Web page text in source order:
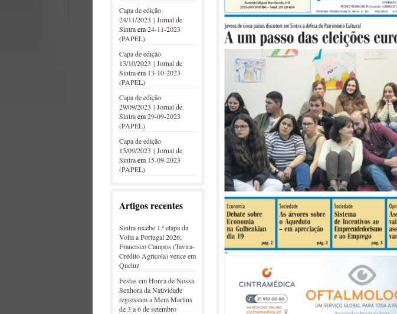
Capa de edição
24/11/2023 | Jornal de
Sintraem24-11-2023
(PAPEL)
Capa de edição
13/10/2023 | Jornal de
Sintraem 13-10-2023
(PAPEL)
Capa de edição
29/09/2023 | Jornal de
Sintraem29-09-2023
(PAPEL)
Capa de edição
15/09/2023 | Jornal de
Sintraem 15-09-2023
(PAPEL)
Artigos recentes
Sintra recebe 1.ª etapa da
Volta a Portugal 2026;
Francisco Campos (Tavira-
Crédito Agricola) vence em
Queluz
Festas em Honra de Nossa
Senhora da Natividade
regressam a Mem Martins
de 3 a 6 de setembro